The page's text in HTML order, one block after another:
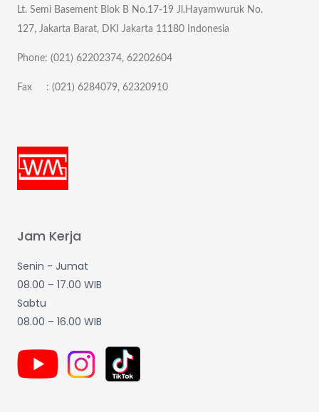
Lt. Semi Basement Blok B No.17-19 Jl.Hayamwuruk No.
127, Jakarta Barat, DKI Jakarta 11180 Indonesia
Phone: (021) 62202374, 62202604
Fax : (021) 6284079, 62320910
Jam Kerja
Senin - Jumat
08.00 – 17.00 WIB
Sabtu
08.00 – 16.00 WIB